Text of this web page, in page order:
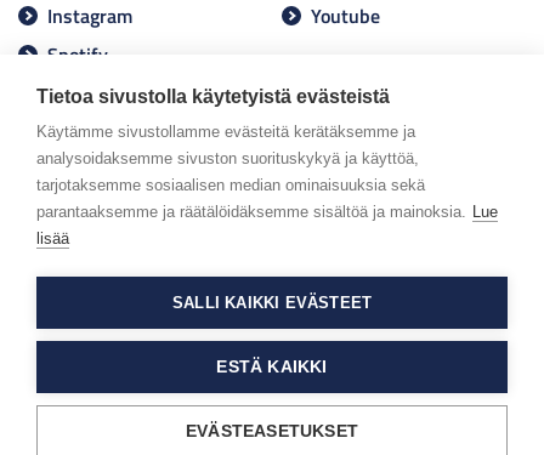
Tietoa sivustolla käytetyistä evästeistä
Käytämme sivustollamme evästeitä kerätäksemme ja
analysoidaksemme sivuston suorituskykyä ja käyttöä,
tarjotaksemme sosiaalisen median ominaisuuksia sekä
parantaaksemme ja räätälöidäksemme sisältöä ja mainoksia. Lue
lisää
SALLI KAIKKI EVÄSTEET
ESTÄ KAIKKI
EVÄSTEASETUKSET
Instagram
Youtube
Spotify